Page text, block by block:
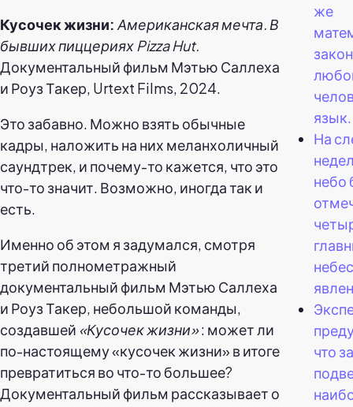
Кусочек жизни: Американская мечта. В
бывших пиццериях Pizza Hut.
Документальный фильм Мэтью Саллеха
и Роуз Такер, Urtext Films, 2024.
Это забавно. Можно взять обычные
кадры, наложить на них меланхоличный
саундтрек, и почему-то кажется, что это
что-то значит. Возможно, иногда так и
есть.
Именно об этом я задумался, смотря
третий полнометражный
документальный фильм Мэтью Саллеха
и Роуз Такер, небольшой команды,
создавшей «Кусочек жизни»: может ли
по-настоящему «кусочек жизни» в итоге
превратиться во что-то большее?
Документальный фильм рассказывает о
же
язык.
На
небо
что